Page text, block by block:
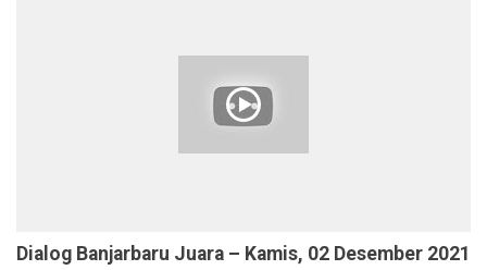
Dialog Banjarbaru Juara – Kamis, 02 Desember 2021